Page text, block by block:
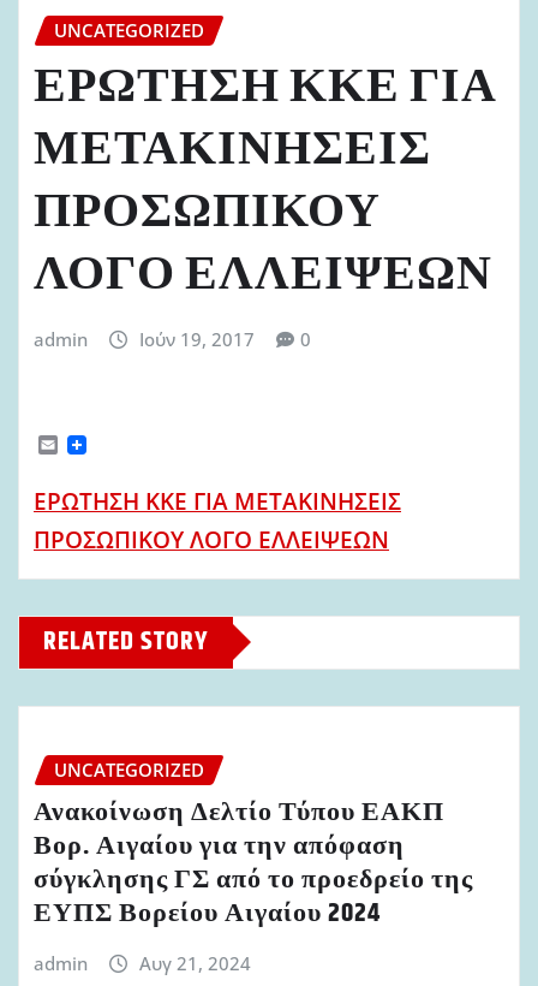
UNCATEGORIZED
ΕΡΩΤΗΣΗ ΚΚΕ ΓΙΑ
ΜΕΤΑΚΙΝΗΣΕΙΣ
ΠΡΟΣΩΠΙΚΟΥ
ΛΟΓΟ ΕΛΛΕΙΨΕΩΝ
admin Ιούν 19, 2017 0
E
m
i
l
ΕΡΩΤΗΣΗ ΚΚΕ ΓΙΑ ΜΕΤΑΚΙΝΗΣΕΙΣ
ΠΡΟΣΩΠΙΚΟΥ ΛΟΓΟ ΕΛΛΕΙΨΕΩΝ
RELATED STORY
UNCATEGORIZED
Ανακοίνωση Δελτίο Τύπου ΕΑΚΠ
Βορ. Αιγαίου για την απόφαση
σύγκλησης ΓΣ από το προεδρείο της
ΕΥΠΣ Βορείου Αιγαίου 2024
admin Αυγ 21, 2024